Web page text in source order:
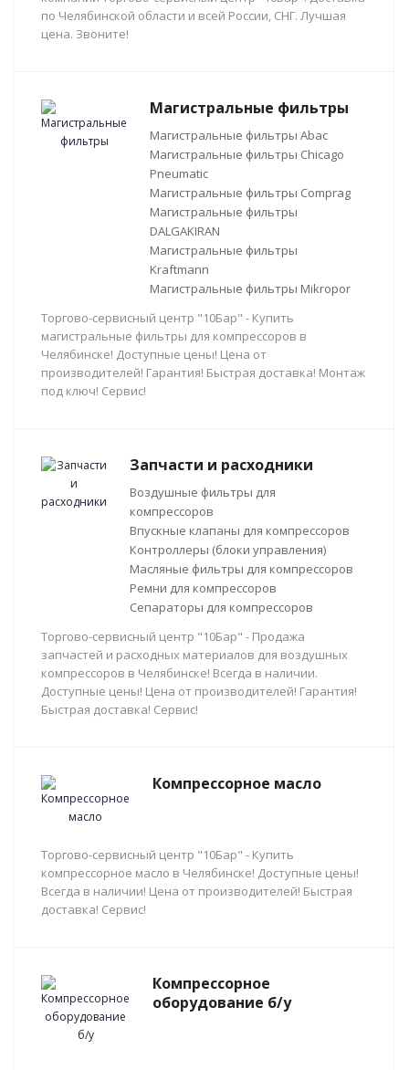
по Челябинской области и всей России, СНГ. Лучшая
цена. Звоните!
Магистральные фильтры
Магистральные фильтры Abac
Магистральные фильтры Chicago
Pneumatic
Магистральные фильтры Comprag
Магистральные фильтры
DALGAKIRAN
Магистральные фильтры
Kraftmann
Магистральные фильтры Mikropor
Торгово-сервисный центр "10Бар" - Купить
магистральные фильтры для компрессоров в
Челябинске! Доступные цены! Цена от
производителей! Гарантия! Быстрая доставка! Монтаж
под ключ! Сервис!
Запчасти и расходники
Воздушные фильтры для
компрессоров
Впускные клапаны для компрессоров
Контроллеры (блоки управления)
Масляные фильтры для компрессоров
Ремни для компрессоров
Сепараторы для компрессоров
Торгово-сервисный центр "10Бар" - Продажа
запчастей и расходных материалов для воздушных
компрессоров в Челябинске! Всегда в наличии.
Доступные цены! Цена от производителей! Гарантия!
Быстрая доставка! Сервис!
Компрессорное масло
Торгово-сервисный центр "10Бар" - Купить
компрессорное масло в Челябинске! Доступные цены!
Всегда в наличии! Цена от производителей! Быстрая
доставка! Сервис!
Компрессорное
оборудование б/у